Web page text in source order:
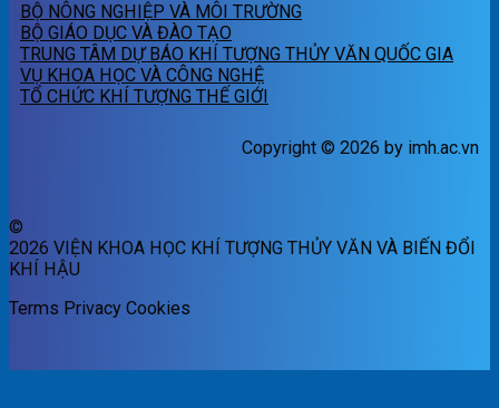
BỘ NÔNG NGHIỆP VÀ MÔI TRƯỜNG
BỘ GIÁO DỤC VÀ ĐÀO TẠO
TRUNG TÂM DỰ BÁO KHÍ TƯỢNG THỦY VĂN QUỐC GIA
VỤ KHOA HỌC VÀ CÔNG NGHỆ
TỔ CHỨC KHÍ TƯỢNG THẾ GIỚI
Copyright © 2026 by imh.ac.vn
©
2026 VIỆN KHOA HỌC KHÍ TƯỢNG THỦY VĂN VÀ BIẾN ĐỔI
KHÍ HẬU
Terms Privacy Cookies